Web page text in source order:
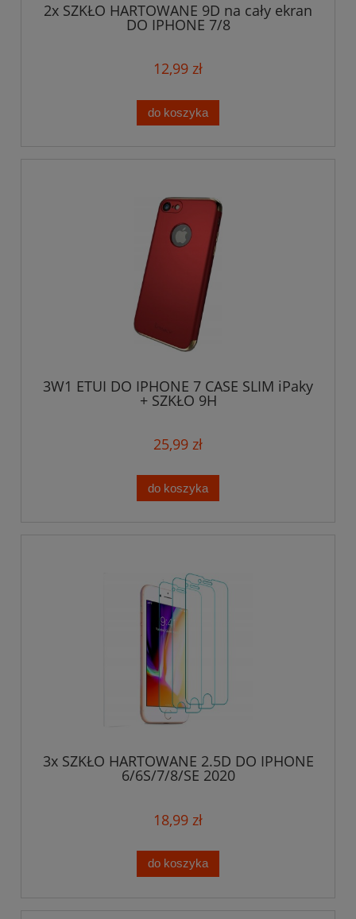
2x SZKŁO HARTOWANE 9D na cały ekran
DO IPHONE 7/8
12,99 zł
do koszyka
3W1 ETUI DO IPHONE 7 CASE SLIM iPaky
+ SZKŁO 9H
25,99 zł
do koszyka
3x SZKŁO HARTOWANE 2.5D DO IPHONE
6/6S/7/8/SE 2020
18,99 zł
do koszyka